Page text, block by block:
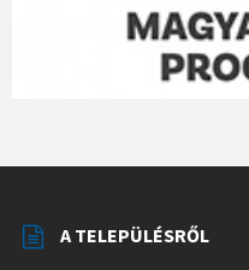
A TELEPÜLÉSRŐL